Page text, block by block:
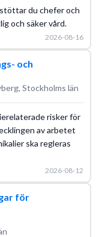
du chefer och
och säker vård.
2026-08-16
och
Stockholms län
risker för
av arbetet
ska regleras
2026-08-12
för